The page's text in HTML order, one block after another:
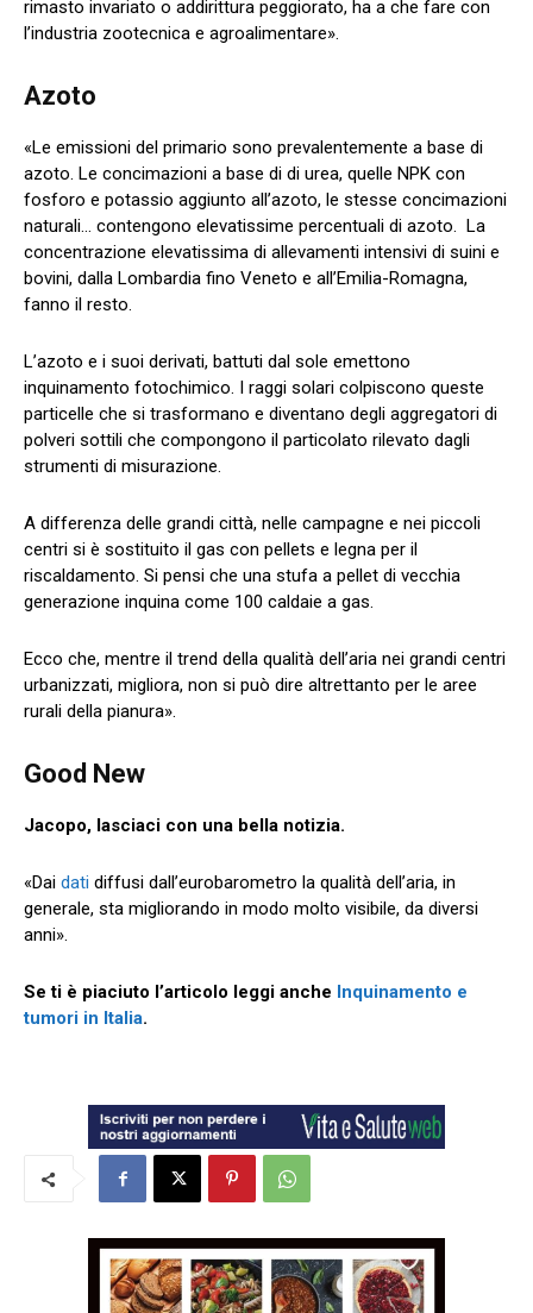
rimasto invariato o addirittura peggiorato, ha a che fare con
l’industria zootecnica e agroalimentare».
Azoto
«Le emissioni del primario sono prevalentemente a base di
azoto. Le concimazioni a base di di urea, quelle NPK con
fosforo e potassio aggiunto all’azoto, le stesse concimazioni
naturali… contengono elevatissime percentuali di azoto. La
concentrazione elevatissima di allevamenti intensivi di suini e
bovini, dalla Lombardia fino Veneto e all’Emilia-Romagna,
fanno il resto.
L’azoto e i suoi derivati, battuti dal sole emettono
inquinamento fotochimico. I raggi solari colpiscono queste
particelle che si trasformano e diventano degli aggregatori di
polveri sottili che compongono il particolato rilevato dagli
strumenti di misurazione.
A differenza delle grandi città, nelle campagne e nei piccoli
centri si è sostituito il gas con pellets e legna per il
riscaldamento. Si pensi che una stufa a pellet di vecchia
generazione inquina come 100 caldaie a gas.
Ecco che, mentre il trend della qualità dell’aria nei grandi centri
urbanizzati, migliora, non si può dire altrettanto per le aree
rurali della pianura».
Good New
Jacopo, lasciaci con una bella notizia.
«Dai dati diffusi dall’eurobarometro la qualità dell’aria, in
generale, sta migliorando in modo molto visibile, da diversi
anni».
Se ti è piaciuto l’articolo leggi anche Inquinamento e
tumori in Italia.